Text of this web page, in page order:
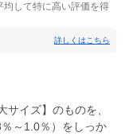
均して特に高い評価を得
詳しくはこちら
イズ】のものを、
～1.0％）をしっか